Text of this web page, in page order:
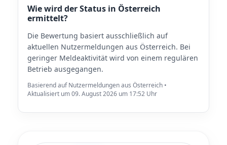
Wie wird der Status in Österreich
ermittelt?
Die Bewertung basiert ausschließlich auf
aktuellen Nutzermeldungen aus Österreich. Bei
geringer Meldeaktivität wird von einem regulären
Betrieb ausgegangen.
Basierend auf Nutzermeldungen aus Österreich •
Aktualisiert um 09. August 2026 um 17:52 Uhr